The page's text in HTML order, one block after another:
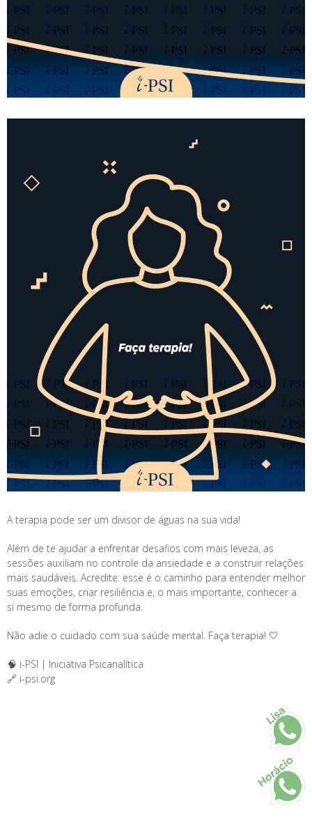
A terapia pode ser um divisor de águas na sua vida!
Além de te ajudar a enfrentar desafios com mais leveza, as
sessões auxiliam no controle da ansiedade e a construir relações
mais saudáveis. Acredite: esse é o caminho para entender melhor
suas emoções, criar resiliência e, o mais importante, conhecer a
si mesmo de forma profunda.
Não adie o cuidado com sua saúde mental. Faça terapia! 🤍
🧠 i-PSI | Iniciativa Psicanalítica
🔗 i-psi.org